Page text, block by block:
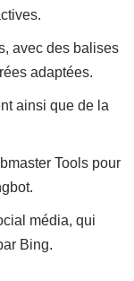
avec des balises
adaptées.
ainsi que de la
Tools pour
média, qui
Bing.